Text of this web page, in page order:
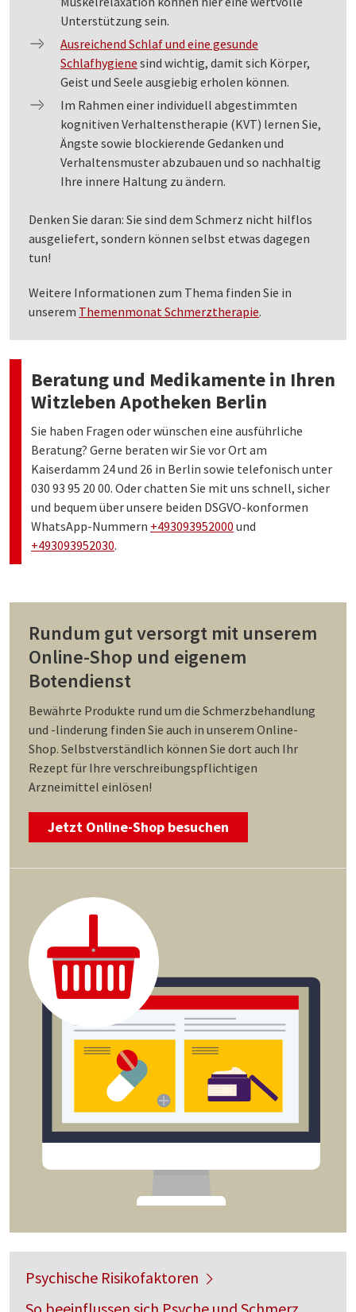
Unterstützung sein.
Ausreichend Schlaf und eine gesunde
Schlafhygiene sind wichtig, damit sich Körper,
Geist und Seele ausgiebig erholen können.
Im Rahmen einer individuell abgestimmten
kognitiven Verhaltenstherapie (KVT) lernen Sie,
Ängste sowie blockierende Gedanken und
Verhaltensmuster abzubauen und so nachhaltig
Ihre innere Haltung zu ändern.
Denken Sie daran: Sie sind dem Schmerz nicht hilflos
ausgeliefert, sondern können selbst etwas dagegen
tun!
Weitere Informationen zum Thema finden Sie in
unserem Themenmonat Schmerztherapie.
Beratung und Medikamente in Ihren
Witzleben Apotheken Berlin
Sie haben Fragen oder wünschen eine ausführliche
Beratung? Gerne beraten wir Sie vor Ort am
Kaiserdamm 24 und 26 in Berlin sowie telefonisch unter
030 93 95 20 00. Oder chatten Sie mit uns schnell, sicher
und bequem über unsere beiden DSGVO-konformen
WhatsApp-Nummern +493093952000 und
+493093952030.
Rundum gut versorgt mit unserem
Online-Shop und eigenem
Botendienst
Bewährte Produkte rund um die Schmerzbehandlung
und -linderung finden Sie auch in unserem Online-
Shop. Selbstverständlich können Sie dort auch Ihr
Rezept für Ihre verschreibungspflichtigen
Arzneimittel einlösen!
Jetzt Online-Shop besuchen
Psychische Risikofaktoren